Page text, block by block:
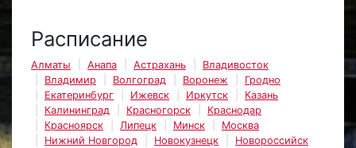
Расписание
Алматы Анапа Астрахань
Владивосток
Владимир
Волгоград Воронеж
Гродно
Екатеринбург
Ижевск Иркутск
Казань
Калининград
Красногорск
Краснодар
Красноярск
Липецк Минск
Москва
Нижний Новгород
Новокузнецк
Новороссийск